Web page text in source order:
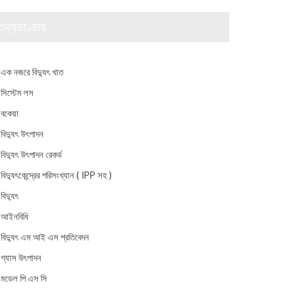
এক নজরে বিদ্যুৎ খাত
সিস্টেম লস
বকেয়া
বিদ্যুৎ উৎপাদন
বিদ্যুৎ উৎপাদন রেকর্ড
বিদ্যুৎকেন্দ্রের পরিসংখ্যান ( IPP সহ )
বিদ্যুৎ
আইনবিধি
বিদ্যুৎ এম আই এস প্রতিবেদন
গ্যাস উৎপাদন
মডেল পি এস সি